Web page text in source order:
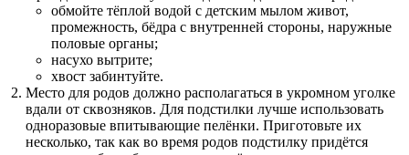
обмойте тёплой водой с детским мылом живот,
промежность, бёдра с внутренней стороны, наружные
половые органы;
насухо вытрите;
хвост забинтуйте.
Место для родов должно располагаться в укромном уголке
вдали от сквозняков. Для подстилки лучше использовать
одноразовые впитывающие пелёнки. Приготовьте их
несколько, так как во время родов подстилку придётся